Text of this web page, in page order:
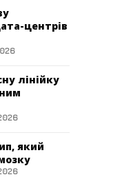
центрів
лінійку
який